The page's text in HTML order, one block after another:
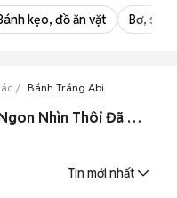
kẹo, đồ ăn vặt Bơ,
Bánh Tráng Abi
Mua Bán Bánh Tráng Abi Thơm Ngon Nhìn Thôi Đã Thèm Giá Rẻ
Tin mới nhất